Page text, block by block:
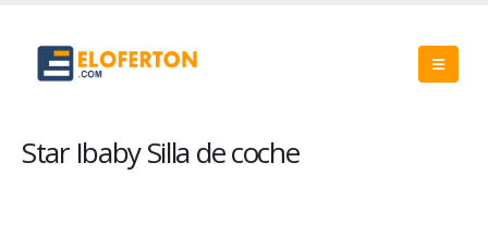
Star Ibaby Silla de coche